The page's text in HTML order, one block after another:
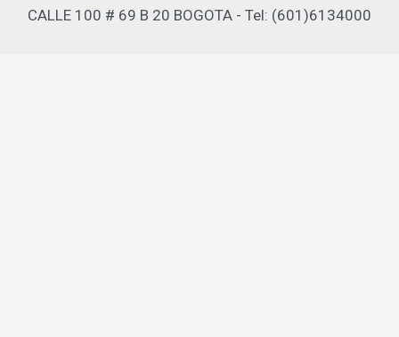
CALLE 100 # 69 B 20 BOGOTA - Tel: (601)6134000